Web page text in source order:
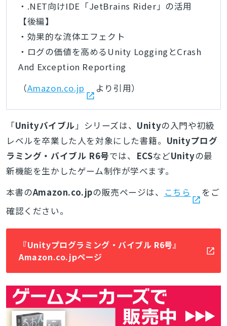
・.NET向けIDE「JetBrains Rider」の活用
【後編】
・効果的な流体エフェクト
・ログの価値を高めるUnity LoggingとCrash
And Exception Reporting
（Amazon.co.jp より引用）
「Unityバイブル 」シリーズは、 Unityの入門や初級
レベルを卒業した人を対象にした書籍。 Unityプログ
ラミング・バイブル R6号では、 ECSなどUnityの最
新機能を生かしたゲーム制作が学べます。
本書のAmazon.co.jpの販売ページは、 こちら
をご
確認ください。
『Unityプログラミング・バイブル R6号』
Amazon.co.jpページ